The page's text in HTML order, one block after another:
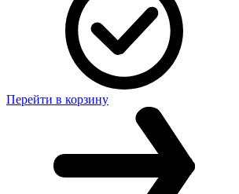
Перейти в корзину